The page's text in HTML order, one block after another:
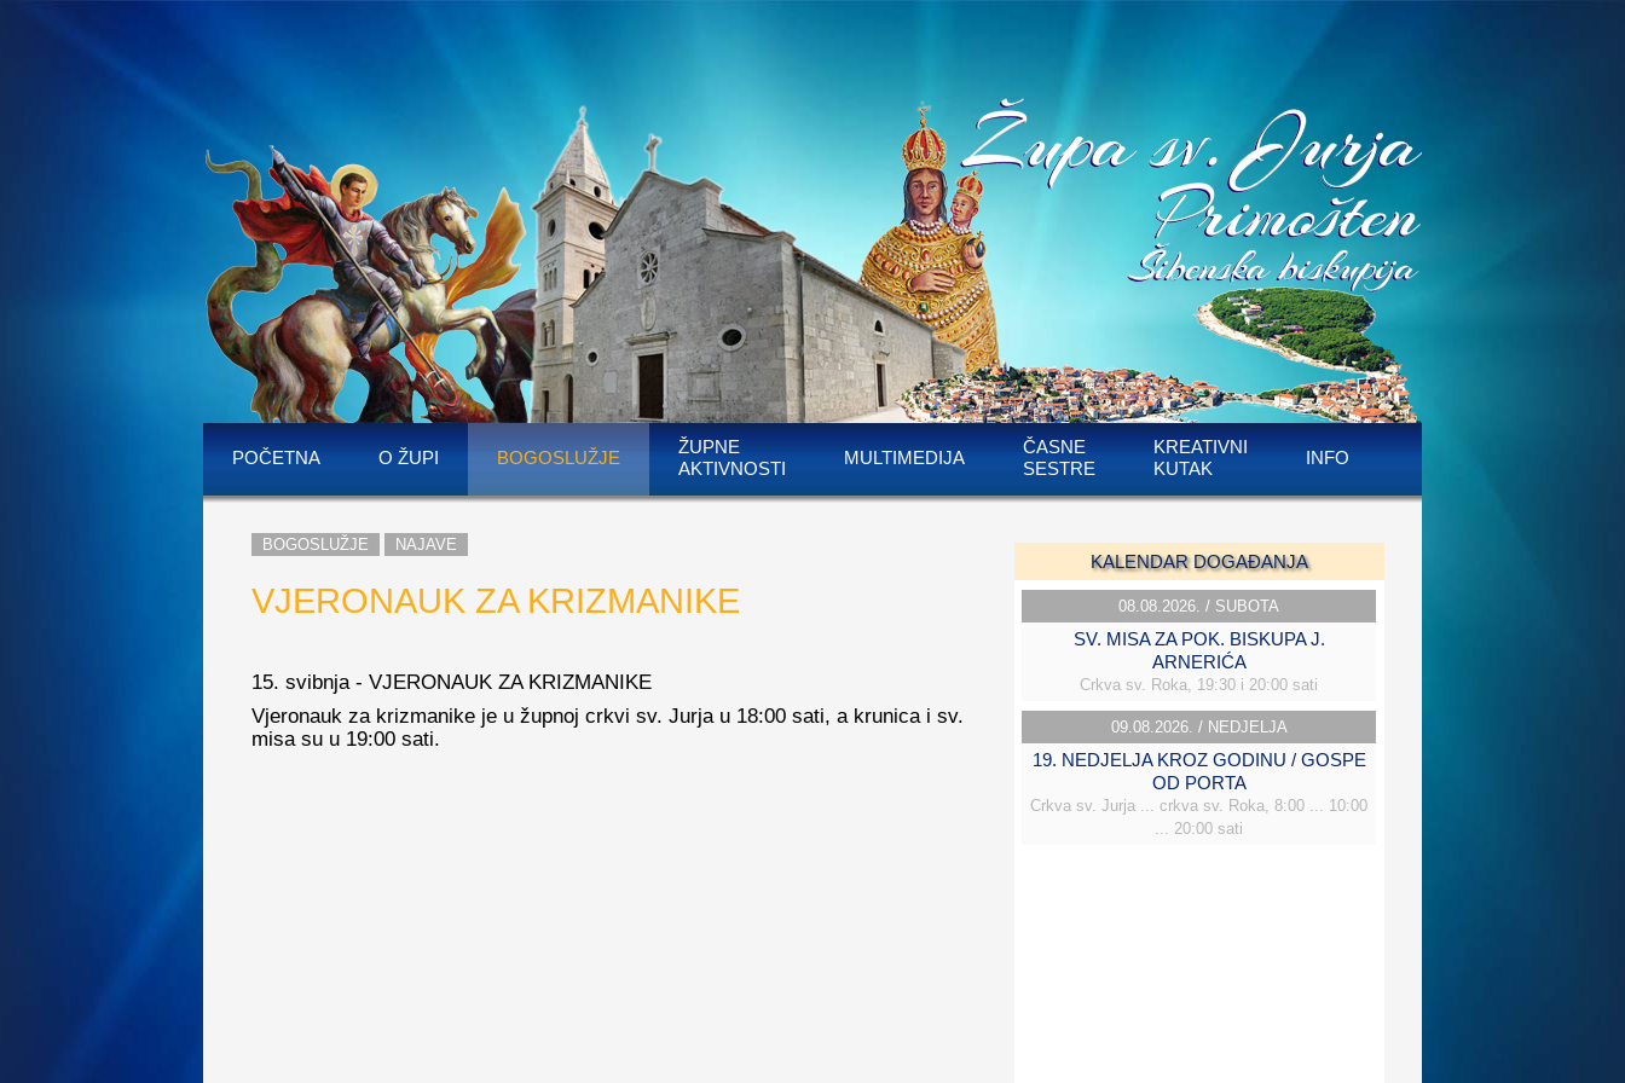
POČETNA O ŽUPI BOGOSLUŽJE
ŽUPNE
AKTIVNOSTI
MULTIMEDIJA
ČASNE
SESTRE
KREATIVNI
KUTAK
INFO
BOGOSLUŽJE NAJAVE
VJERONAUK ZA KRIZMANIKE
15. svibnja - VJERONAUK ZA KRIZMANIKE
Vjeronauk za krizmanike je u župnoj crkvi sv. Jurja u 18:00 sati, a krunica i sv.
misa su u 19:00 sati.
KALENDAR DOGAĐANJA
08.08.2026. / SUBOTA
SV. MISA ZA POK. BISKUPA J.
ARNERIĆA
Crkva sv. Roka, 19:30 i 20:00 sati
09.08.2026. / NEDJELJA
19. NEDJELJA KROZ GODINU / GOSPE
OD PORTA
Crkva sv. Jurja ... crkva sv. Roka, 8:00 ... 10:00
... 20:00 sati